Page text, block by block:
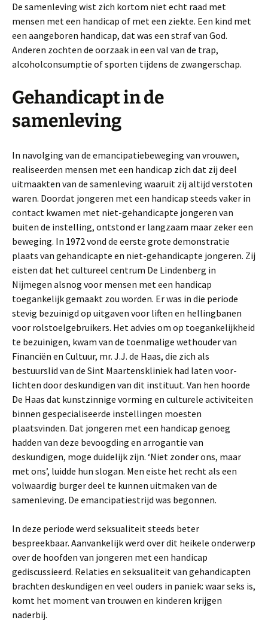
De samenleving wist zich kortom niet echt raad met
mensen met een handicap of met een ziekte. Een kind met
een aangeboren handicap, dat was een straf van God.
Anderen zochten de oorzaak in een val van de trap,
alcoholconsumptie of sporten tijdens de zwangerschap.
Gehandicapt in de
samenleving
In navolging van de emancipatiebeweging van vrouwen,
realiseerden mensen met een handicap zich dat zij deel
uitmaakten van de samenleving waaruit zij altijd verstoten
waren. Doordat jongeren met een handicap steeds vaker in
contact kwamen met niet-gehandicapte jongeren van
buiten de instelling, ontstond er langzaam maar zeker een
beweging. In 1972 vond de eerste grote demonstratie
plaats van gehandicapte en niet-gehandicapte jongeren. Zij
eisten dat het cultureel centrum De Lindenberg in
Nijmegen alsnog voor mensen met een handicap
toegankelijk gemaakt zou worden. Er was in die periode
stevig bezuinigd op uitgaven voor liften en hellingbanen
voor rolstoelgebruikers. Het advies om op toegankelijkheid
te bezuinigen, kwam van de toenmalige wethouder van
Financiën en Cultuur, mr. J.J. de Haas, die zich als
bestuurslid van de Sint Maartenskliniek had laten voor­
lichten door deskundigen van dit instituut. Van hen hoorde
De Haas dat kunstzinnige vorming en culturele activiteiten
binnen gespecialiseerde instellingen moesten
plaatsvinden. Dat jongeren met een handicap genoeg
hadden van deze bevoogding en arrogantie van
deskundigen, moge duidelijk zijn. ‘Niet zonder ons, maar
met ons’, luidde hun slogan. Men eiste het recht als een
volwaardig burger deel te kunnen uitmaken van de
samenleving. De emancipatiestrijd was begonnen.
In deze periode werd seksualiteit steeds beter
bespreekbaar. Aanvankelijk werd over dit heikele onderwerp
over de hoofden van jongeren met een handicap
gediscussieerd. Relaties en seksualiteit van gehandicapten
brachten deskundigen en veel ouders in paniek: waar seks is,
komt het moment van trouwen en kinderen krijgen
naderbij.